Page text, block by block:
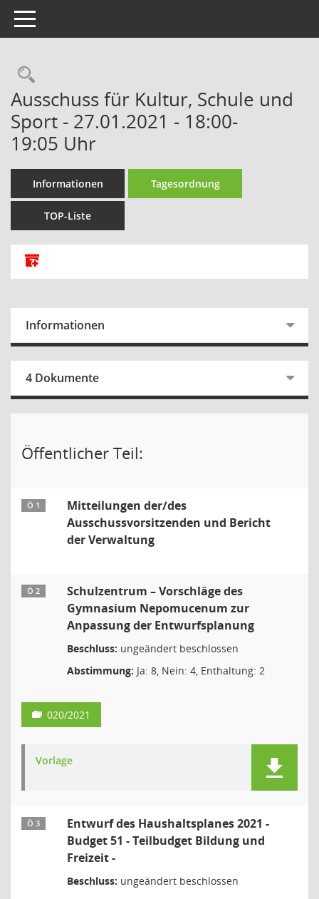
Toggle navigation
Rechercheauswahl
Ausschuss für Kultur, Schule und
Sport - 27.01.2021 - 18:00-
19:05 Uhr
Informationen Tagesordnung
TOP-Liste
Alle Dokumente zu dieser Sitzung zusammenfassen
Informationen
4 Dokumente
Öffentlicher Teil:
Ö 1
Mitteilungen der/des
Ausschussvorsitzenden und Bericht
der Verwaltung
Ö 2
Schulzentrum – Vorschläge des
Gymnasium Nepomucenum zur
Anpassung der Entwurfsplanung
Beschluss: ungeändert beschlossen
Abstimmung: Ja: 8, Nein: 4, Enthaltung: 2
020/2021
Vorlage
Ö 3
Entwurf des Haushaltsplanes 2021 -
Budget 51 - Teilbudget Bildung und
Freizeit -
Beschluss: ungeändert beschlossen